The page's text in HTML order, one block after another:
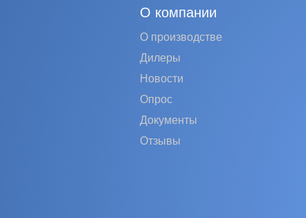
О компании
О производстве
Дилеры
Новости
Опрос
Документы
Отзывы